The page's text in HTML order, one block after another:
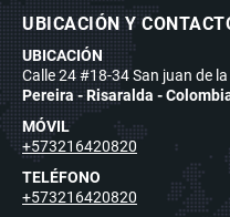
UBICACIÓN Y
UBICACIÓN
Calle 24 #18-34 San juan de la
Pereira - Risaralda -
MÓVIL
+573216420820
TELÉFONO
+573216420820